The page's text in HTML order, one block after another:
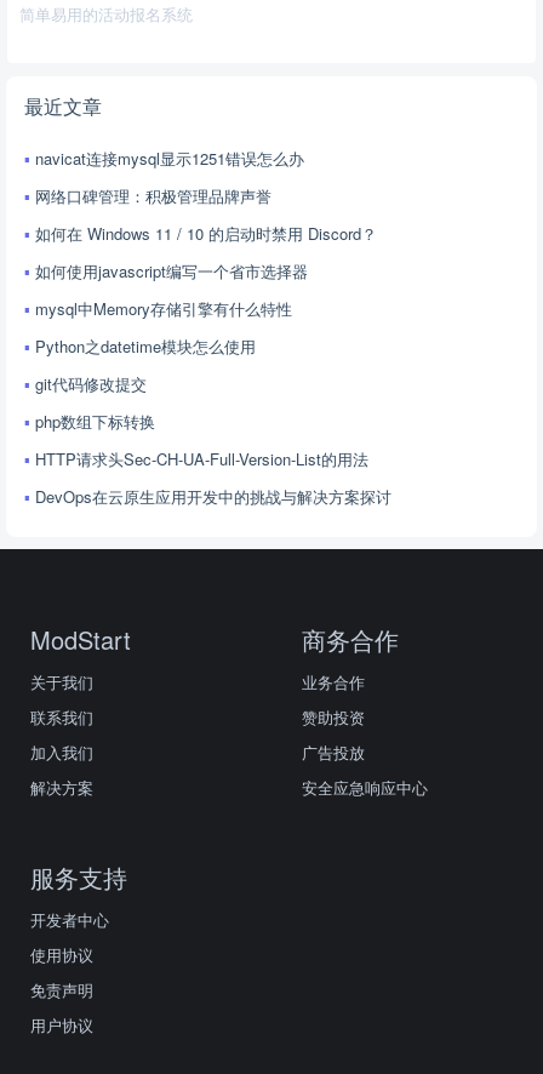
简单易用的活动报名系统
最近文章
navicat连接mysql显示1251错误怎么办
网络口碑管理：积极管理品牌声誉
如何在 Windows 11 / 10 的启动时禁用 Discord？
如何使用javascript编写一个省市选择器
mysql中Memory存储引擎有什么特性
Python之datetime模块怎么使用
git代码修改提交
php数组下标转换
HTTP请求头Sec-CH-UA-Full-Version-List的用法
DevOps在云原生应用开发中的挑战与解决方案探讨
ModStart
关于我们
联系我们
加入我们
解决方案
商务合作
业务合作
赞助投资
广告投放
安全应急响应中心
服务支持
开发者中心
使用协议
免责声明
用户协议